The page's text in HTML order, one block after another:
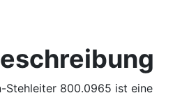
Stehleiter 800.0965 ist eine